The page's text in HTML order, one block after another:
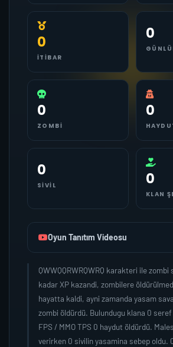
0
İTIBAR
0
0
ZOMBI
0
0
SIVIL 0
KLAN
Oyun Tanıtım Videosu
QWWQQRWRQWRQ karakteri ile
kadar XP kazandi, zombilere
hayatta kaldi, ayni zamanda yasam
zombi öldürdü. Bulundugu klana 0
FPS / MMO TPS 0 haydut öldürdü.
verirken 0 sivilin yasamina sebep oldu.